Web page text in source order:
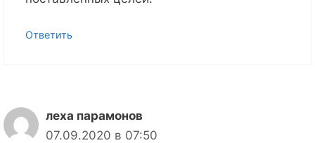
Ответить
леха парамонов
07.09.2020 в 07:50